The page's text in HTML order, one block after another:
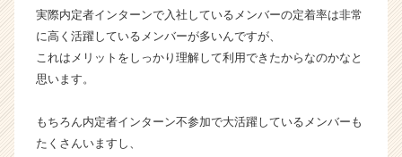
実際内定者インターンで入社しているメンバーの定着率は非常
に高く活躍しているメンバーが多いんですが、
これはメリットをしっかり理解して利用できたからなのかなと
思います。
もちろん内定者インターン不参加で大活躍しているメンバーも
たくさんいますし、